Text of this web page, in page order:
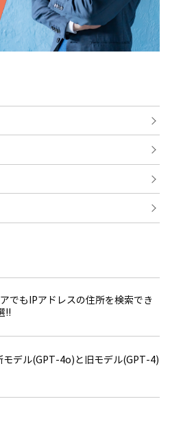
でもIPアドレスの住所を検索でき
!!
モデル(GPT-4o)と旧モデル(GPT-4)